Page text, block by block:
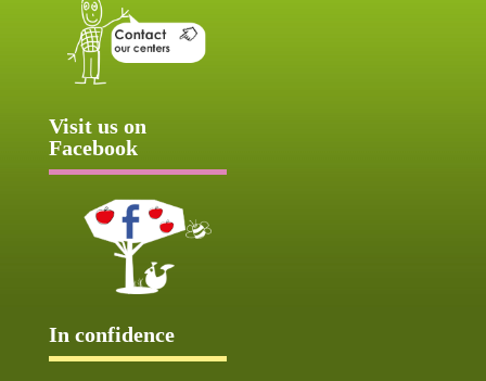
Visit us on
Facebook
In confidence